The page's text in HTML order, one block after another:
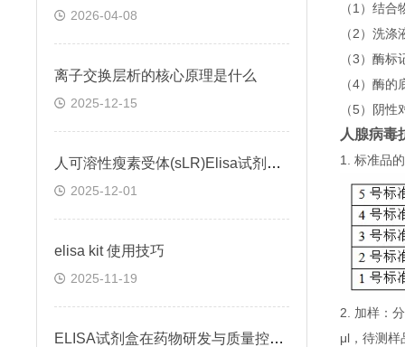
2026-04-08
离子交换层析的核心原理是什么
2025-12-15
人可溶性瘦素受体(sLR)Elisa试剂盒可溶性受体的作用
2025-12-01
elisa kit 使用技巧
2025-11-19
ELISA试剂盒在药物研发与质量控制中的应用实践
（1）结
（2）洗
（3）酶
（4）酶的
（5）阴
人腺病毒
1. 标准品
2. 加样：
μl，待测样